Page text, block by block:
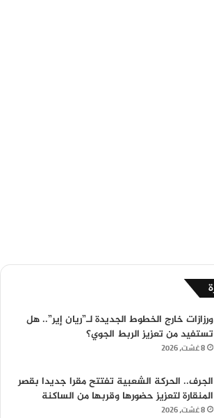
ورزازات خارج الخطوط الجديدة لـ”ريان إير”.. هل
تستفيد من تعزيز الربط الجوي؟
8 غشت، 2026
الجرف.. الحركة الشعبية تفتتح مقرا جديدا بقصر
المنقارة لتعزيز حضورها وقربها من الساكنة
8 غشت، 2026